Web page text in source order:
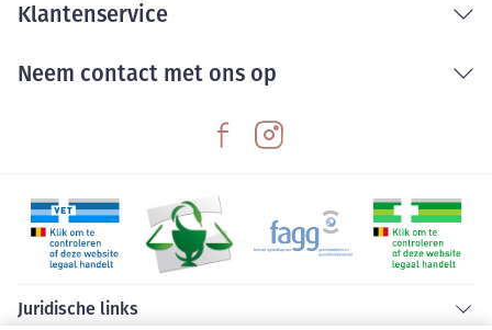
Klantenservice
Neem contact met ons op
Juridische links